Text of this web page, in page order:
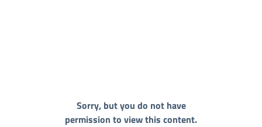
Sorry, but you do not have
permission to view this content.